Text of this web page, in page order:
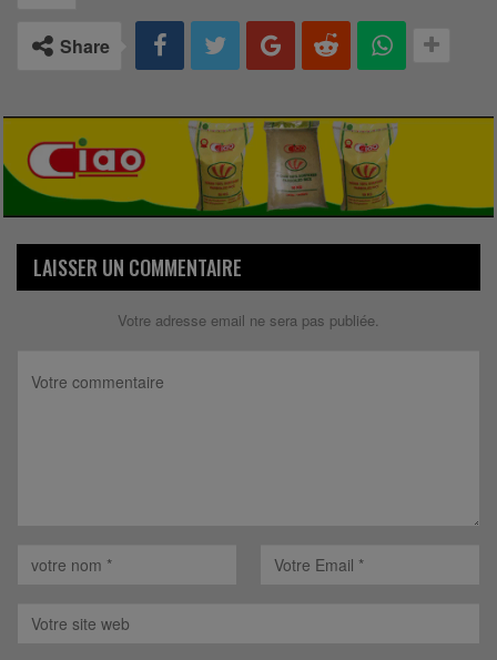
Share
LAISSER UN COMMENTAIRE
Votre adresse email ne sera pas publiée.